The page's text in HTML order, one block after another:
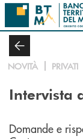
Salta al contenuto
NOVITÀ PRIVATI
Intervista
Domande e